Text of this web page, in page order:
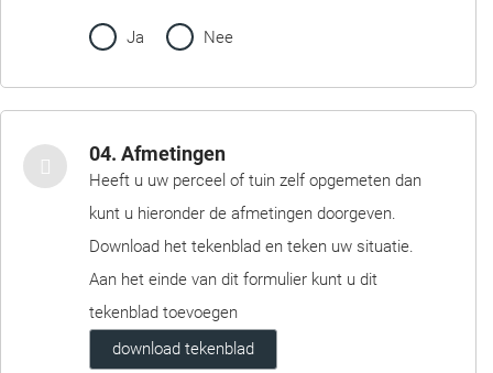
Ja Nee
04. Afmetingen
Heeft u uw perceel of tuin zelf opgemeten dan
kunt u hieronder de afmetingen doorgeven.
Download het tekenblad en teken uw situatie.
Aan het einde van dit formulier kunt u dit
tekenblad toevoegen
download tekenblad